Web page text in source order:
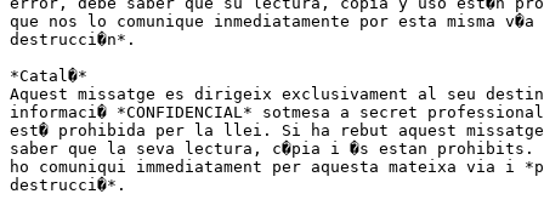
que nos lo comunique inmediatamente por esta misma
destrucci�n*.
*Catal�*
Aquest missatge es dirigeix ​​exclusivament al seu
informaci� *CONFIDENCIAL* sotmesa a secret
est� prohibida per la llei. Si ha rebut aquest
saber que la seva lectura, c�pia i �s estan prohibits.
ho comuniqui immediatament per aquesta mateixa via i
destrucci�*.